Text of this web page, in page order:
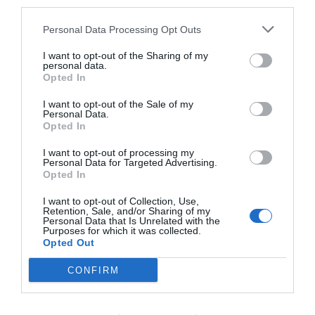
Personal Data Processing Opt Outs
I want to opt-out of the Sharing of my
personal data.
Opted In
I want to opt-out of the Sale of my
Personal Data.
Opted In
I want to opt-out of processing my
Personal Data for Targeted Advertising.
Opted In
I want to opt-out of Collection, Use,
Retention, Sale, and/or Sharing of my
Personal Data that Is Unrelated with the
Purposes for which it was collected.
Opted Out
CONFIRM
Una mayor evolución en el
resto del país
En relación con el paro en el ámbito estatal, ha
disminuido durante mayo, tanto en términos
mensuales (49.260 personas, un 1,77%) como en
consolidando la inercia bajista del mes anterior,
después de las subidas de enero y de febrero. El
total de parados se sitúa en 2.739.110 personas,
nivel mínimo desde octubre de 2008 (2.818.026
personas).
AñadirVIA Empresa